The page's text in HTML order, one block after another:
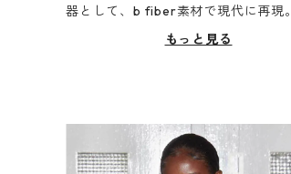
器として、b fiber素材で現代に再現。
もっと見る